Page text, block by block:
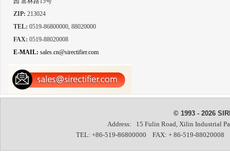
ZIP: 213024
TEL: 0519-86800000, 88020000
FAX: 0519-88020008
E-MAIL: sales.cn@sirectifier.com
© 1993 - 2026
Address: 15 Fulin Road, Xilin Industrial
TEL: +86-519-86800000 FAX: + 86-519-